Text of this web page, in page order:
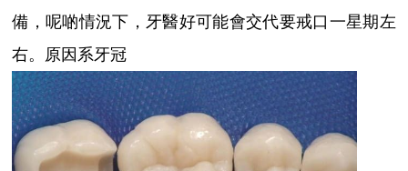
備，呢啲情況下，牙醫好可能會交代要戒口一星期左
右。原因系牙冠